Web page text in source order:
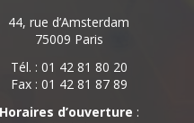
44, rue d’Amsterdam
75009 Paris
Tél. : 01 42 81 80 20
Fax : 01 42 81 87 89
Horaires d’ouverture :